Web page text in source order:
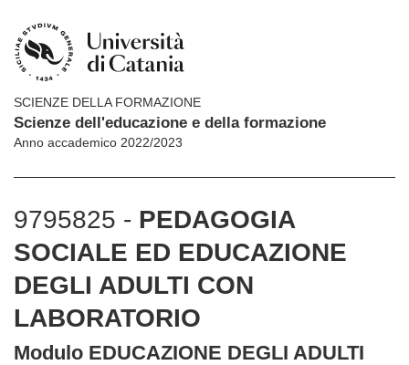
SCIENZE DELLA FORMAZIONE
Scienze dell'educazione e della formazione
Anno accademico 2022/2023
9795825 - PEDAGOGIA
SOCIALE ED EDUCAZIONE
DEGLI ADULTI CON
LABORATORIO
Modulo EDUCAZIONE DEGLI ADULTI